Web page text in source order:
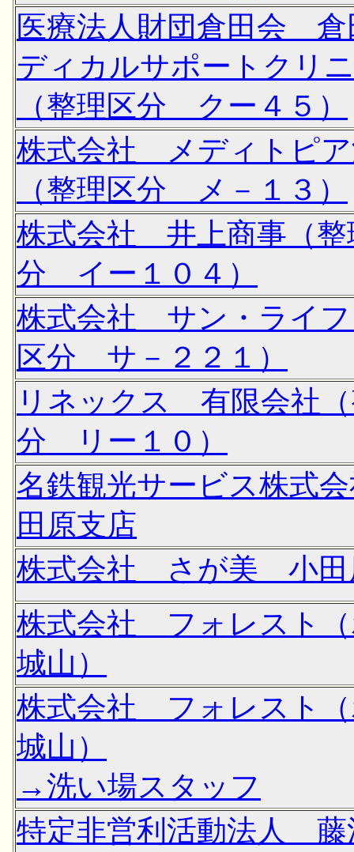
医療法人財団倉田会 倉
ディカルサポートクリ
（整理区分 クー４５）
株式会社 メディトピ
（整理区分 メ－１３）
株式会社 井上商事（整
分 イー１０４）
株式会社 サン・ライフ
区分 サ－２２１）
リネックス 有限会社
分 リー１０）
名鉄観光サービス株式
田原支店
株式会社 さが美 小田
株式会社 フォレスト
城山）
株式会社 フォレスト
城山）
→洗い場スタッフ
特定非営利活動法人 藤